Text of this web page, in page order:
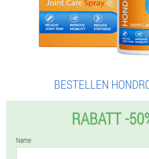
BESTELLEN
RABATT -
Name